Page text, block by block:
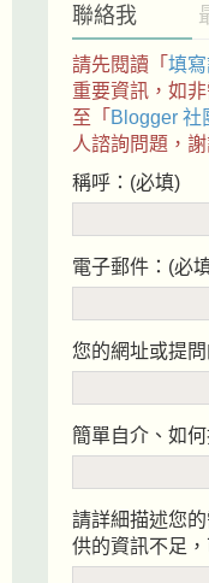
聯絡我
請先閱讀「 填
重要資訊，如
至「 Blogger 社
人諮詢問題，謝
稱呼：(必填)
電子郵件：(必
您的網址或提
簡單自介、如
請詳細描述您
供的資訊不足